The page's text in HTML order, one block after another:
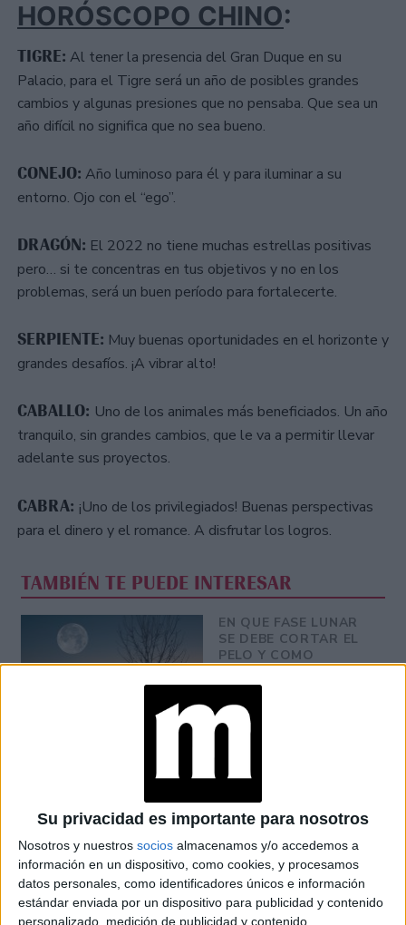
Su privacidad es importante para nosotros
Nosotros y nuestros socios almacenamos y/o accedemos a
información en un dispositivo, como cookies, y procesamos
datos personales, como identificadores únicos e información
estándar enviada por un dispositivo para publicidad y contenido
personalizado, medición de publicidad y contenido,
HORÓSCOPO CHINO:
TIGRE: Al tener la presencia del Gran Duque en su
Palacio, para el Tigre será un año de posibles grandes
cambios y algunas presiones que no pensaba. Que sea un
año difícil no significa que no sea bueno.
CONEJO: Año luminoso para él y para iluminar a su
entorno. Ojo con el “ego”.
DRAGÓN: El 2022 no tiene muchas estrellas positivas
pero… si te concentras en tus objetivos y no en los
problemas, será un buen período para fortalecerte.
SERPIENTE: Muy buenas oportunidades en el horizonte y
grandes desafíos. ¡A vibrar alto!
CABALLO: Uno de los animales más beneficiados. Un año
tranquilo, sin grandes cambios, que le va a permitir llevar
adelante sus proyectos.
CABRA: ¡Uno de los privilegiados! Buenas perspectivas
para el dinero y el romance. A disfrutar los logros.
TAMBIÉN TE PUEDE INTERESAR
EN QUE FASE LUNAR
SE DEBE CORTAR EL
PELO Y COMO
INFLUYE SU
GRAVEDAD
COCINA ARMENIA Y
MANIFESTAR LA
TÉCNICA QUE
LOGRA
MATERIALIZAR LOS